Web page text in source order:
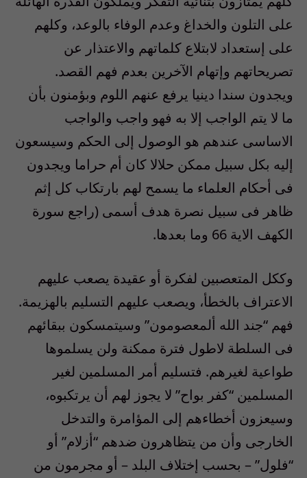
على التلون والخداغ وعدم الوفاء بالوعد، وكلهم
على إستعداد لابتلاع كلماتهم والاعتذار عن
تصريحاتهم وإتهام الآخرين بعدم فهم القصد.
ويجدون سندا دينيا يرفع عنهم اللوم وبؤمنون بأن
ما لا يتم الواجب إلا به فهو واجب والواجب
الاساسى عندهم هو الوصول إلى الحكم وسيسعون
إليه بكل سبيل ممكن حلالا كان أم حراما ويجدون
فى أحكام العلماء ما يسمح لهم بارتكاب كل إثم
ظاهر فى سبيل نصرة هدف أسمى (راجع سورة
الكهف الاية 66 وما بعدها.
وككل المتعصبين لفكرة أو عقيدة يصعب عليهم
الاعتراف بالخطأ، ويصعب عليهم التسليم بالهزيمة.
فهم “جند الله ألمعصومون” وسيتمسكون ببقائهم
فى السلطة لاطول فترة ممكنة ولن يسلموها
طواعية لغيرهم. فتسليم أمر المسلمين لغير
المسلمين “كفر بواح” لا يجوز لهم أن يرتكبوه،
وسيعزون أخطاءهم إلى المؤامرة والتدخل
الخارجى وأن من يتظاهرون ضدهم “أزلام” أو
“فلول” – بحسب إختلاف البلد – أو مجرمون من